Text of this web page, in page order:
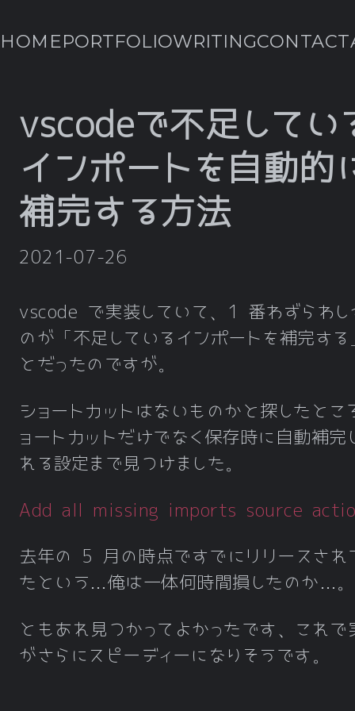
HOMEPORTFOLIOWRITINGCONTACT
vscodeで不足してい
インポートを自動的
補完する方法
2021-07-26
vscode で実装していて、1 番わずらわし
のが「不足しているインポートを補完する
とだったのですが。
ショートカットはないものかと探したとこ
ョートカットだけでなく保存時に自動補完
れる設定まで見つけました。
Add all missing imports source
去年の 5 月の時点ですでにリリースされ
たという…俺は一体何時間損したのか…。
ともあれ見つかってよかったです、これで
がさらにスピーディーになりそうです。